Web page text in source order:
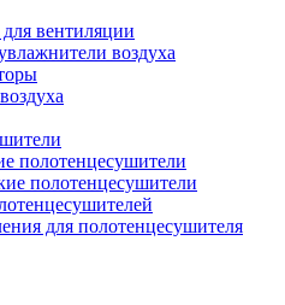
вентиляции
воздуха
полотенцесушители
полотенцесушители
для полотенцесушителя